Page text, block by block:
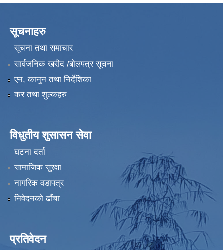
सूचनाहरु
सूचना तथा समाचार
सार्वजनिक खरीद /बोलपत्र सूचना
एन, कानुन तथा निर्देशिका
कर तथा शुल्कहरु
विधुतीय शुसासन सेवा
घटना दर्ता
सामाजिक सुरक्षा
नागरिक वडापत्र
निवेदनको ढाँचा
प्रतिवेदन